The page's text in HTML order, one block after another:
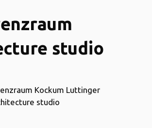
studio
Kockum Luttinger
studio